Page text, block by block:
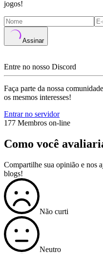
jogos!
Assinar
Entre no nosso Discord
Faça parte da nossa
os mesmos interesses!
Entrar no servidor
177 Membros on-line
Como você
Compartilhe sua opinião e nos
blogs!
Não curti
Neutro